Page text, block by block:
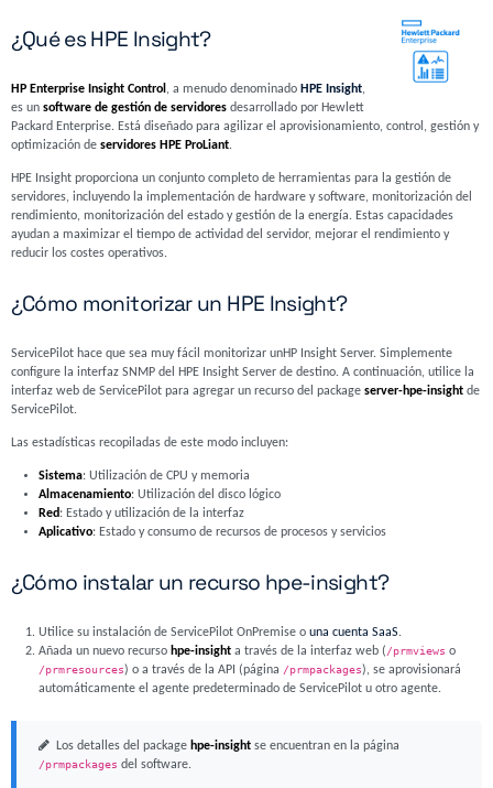
¿Qué es HPE Insight?
HP Enterprise Insight Control , a menudo denominado HPE Insight,
es un software de gestión de servidoresdesarrollado por Hewlett
Packard Enterprise. Está diseñado para agilizar el aprovisionamiento, control, gestión y
optimización de servidores HPE ProLiant.
HPE Insight proporciona un conjunto completo de herramientas para la gestión de
servidores, incluyendo la implementación de hardware y software, monitorización del
rendimiento, monitorización del estado y gestión de la energía. Estas capacidades
ayudan a maximizar el tiempo de actividad del servidor, mejorar el rendimiento y
reducir los costes operativos.
¿Cómo monitorizar un HPE Insight?
ServicePilot hace que sea muy fácil monitorizar unHP Insight Server. Simplemente
configure la interfaz SNMP del HPE Insight Server de destino. A continuación, utilice la
interfaz web de ServicePilot para agregar un recurso del package server-hpe-insightde
ServicePilot.
Las estadísticas recopiladas de este modo incluyen:
Sistema: Utilización de CPU y memoria
Almacenamiento: Utilización del disco lógico
Red: Estado y utilización de la interfaz
Aplicativo: Estado y consumo de recursos de procesos y servicios
¿Cómo instalar un recurso hpe-insight?
Utilice su instalación de ServicePilot OnPremise ouna cuenta SaaS.
Añada un nuevo recurso hpe-insighta través de la interfaz web (/prmviews o
/prmresources) o a través de la API (página /prmpackages), se aprovisionará
automáticamente el agente predeterminado de ServicePilot u otro agente.
Los detalles del package hpe-insightse encuentran en la página
/prmpackages del software.